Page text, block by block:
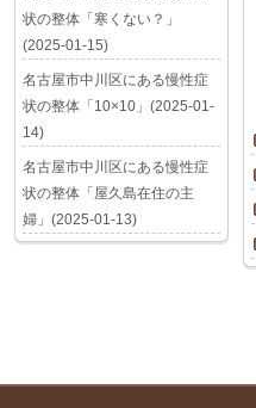
状の整体「寒くない？」
(2025-01-15)
名古屋市中川区にある慢性症
状の整体「10×10」(2025-01-
14)
名古屋市中川区にある慢性症
状の整体「屋久島在住の主
婦」(2025-01-13)